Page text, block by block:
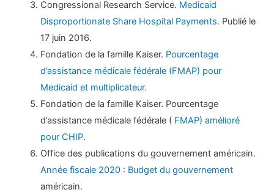
Congressional Research Service. Medicaid
Disproportionate Share Hospital Payments. Publié le
17 juin 2016.
Fondation de la famille Kaiser. Pourcentage
d’assistance médicale fédérale (FMAP) pour
Medicaid et multiplicateur.
Fondation de la famille Kaiser. Pourcentage
d’assistance médicale fédérale ( FMAP) amélioré
pour CHIP.
Office des publications du gouvernement américain.
Année fiscale 2020 : Budget du gouvernement
américain.